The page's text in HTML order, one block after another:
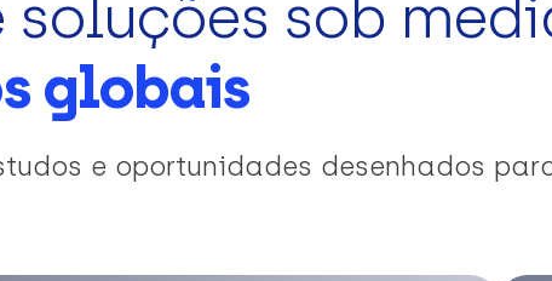
soluções sob
globais
e oportunidades desenhados